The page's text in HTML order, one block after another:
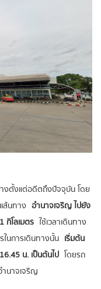
งตั้งแต่อดีตถึงปัจจุบัน โดย
ส้นทาง อำนาจเจริญ ไปยัง
กิโลเมตร ใช้เวลาเดินทาง
นการเดินทางนั้น เริ่มต้น
น. เป็นต้นไป โดยรถ
นาจเจริญ